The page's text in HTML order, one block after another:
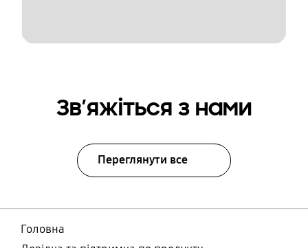
Зв’яжіться з нами
Переглянути все
Головна